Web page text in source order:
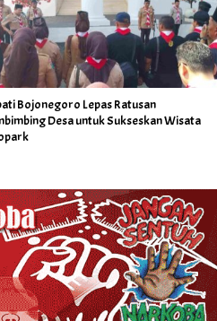
Bojonegoro Lepas Ratusan
Desa untuk Sukseskan Wisata